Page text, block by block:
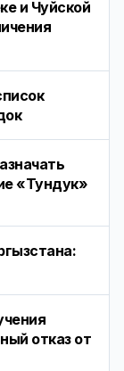
и Чуйской
«Тундук»
отказ от